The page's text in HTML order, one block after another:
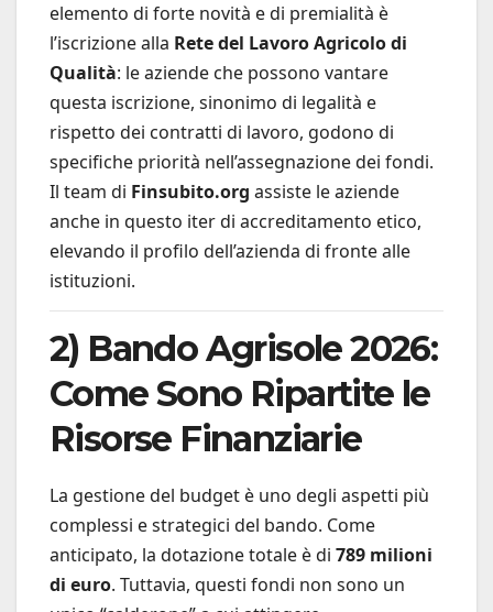
elemento di forte novità e di premialità è
l’iscrizione alla Rete del Lavoro Agricolo di
Qualità: le aziende che possono vantare
questa iscrizione, sinonimo di legalità e
rispetto dei contratti di lavoro, godono di
specifiche priorità nell’assegnazione dei fondi.
Il team di Finsubito.org assiste le aziende
anche in questo iter di accreditamento etico,
elevando il profilo dell’azienda di fronte alle
istituzioni.
2) Bando Agrisole 2026:
Come Sono Ripartite le
Risorse Finanziarie
La gestione del budget è uno degli aspetti più
complessi e strategici del bando. Come
anticipato, la dotazione totale è di 789 milioni
di euro. Tuttavia, questi fondi non sono un